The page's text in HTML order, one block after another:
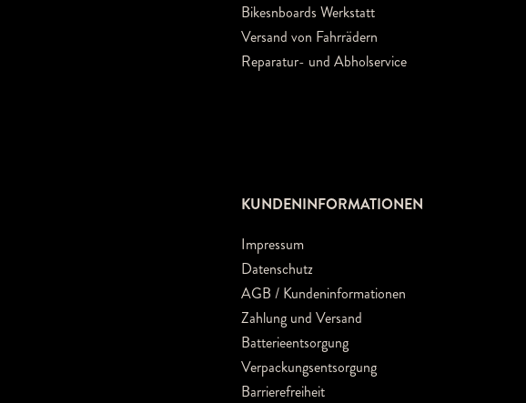
Bikesnboards Werkstatt
Versand von Fahrrädern
Reparatur- und Abholservice
KUNDENINFORMATIONEN
Impressum
Datenschutz
AGB / Kundeninformationen
Zahlung und Versand
Batterieentsorgung
Verpackungsentsorgung
Barrierefreiheit